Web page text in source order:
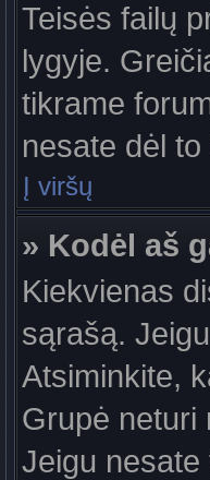
Teisės failų
lygyje.
tikrame
nesate dėl
Į viršų
» Kodėl aš
Kiekvienas
sąrašą.
Atsiminkite,
Grupė neturi
Jeigu